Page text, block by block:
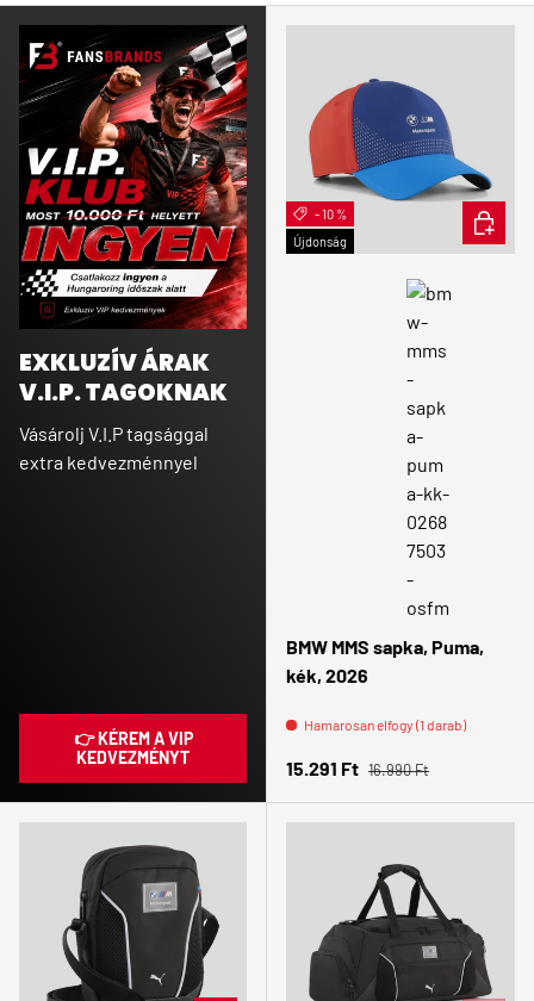
EXKLUZÍV ÁRAK
V.I.P. TAGOKNAK
Vásárolj V.I.P tagsággal
extra kedvezménnyel
👉 KÉREM A VIP
KEDVEZMÉNYT
- 10 %
Újdonság
BMW MMS sapka, Puma,
kék, 2026
Hamarosan elfogy (1 darab)
Eladási ár
15.291 Ft Normál ár
16.990 Ft